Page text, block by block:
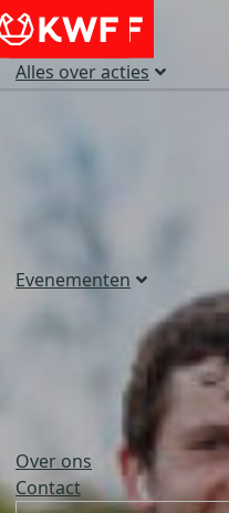
Alles over acties
Evenementen
Over ons
Contact